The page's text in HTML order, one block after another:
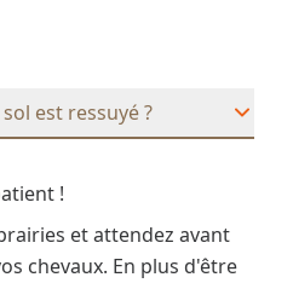
est ressuyé ?
!
et attendez avant
chevaux. En plus d'être